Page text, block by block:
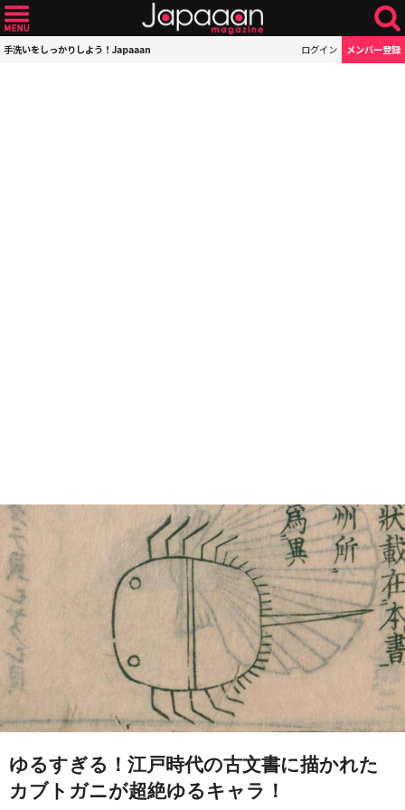
手洗いをしっかりしよう！Japaaan ログイン メンバー登録
ゆるすぎる！江戸時代の古文書に描かれた
カブトガニが超絶ゆるキャラ！